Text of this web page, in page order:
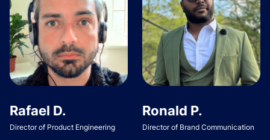
Rafael D.
Director of Product Engineering
Ronald P.
Director of Brand Communication